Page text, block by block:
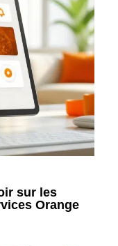
sur les
Orange